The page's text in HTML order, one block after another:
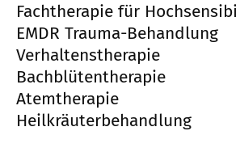
Fachtherapie für
EMDR Trauma-Behandlung
Verhaltenstherapie
Bachblütentherapie
Atemtherapie
Heilkräuterbehandlung